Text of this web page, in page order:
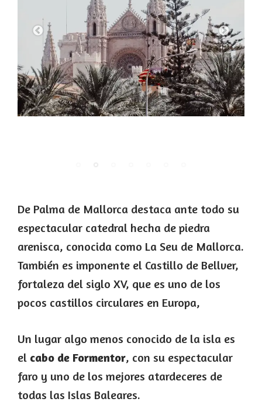
De Palma de Mallorca destaca ante todo su
espectacular catedral hecha de piedra
arenisca, conocida como La Seu de Mallorca.
También es imponente el Castillo de Bellver,
fortaleza del siglo XV, que es uno de los
pocos castillos circulares en Europa,
Un lugar algo menos conocido de la isla es
el cabo de Formentor, con su espectacular
faro y uno de los mejores atardeceres de
todas las Islas Baleares.